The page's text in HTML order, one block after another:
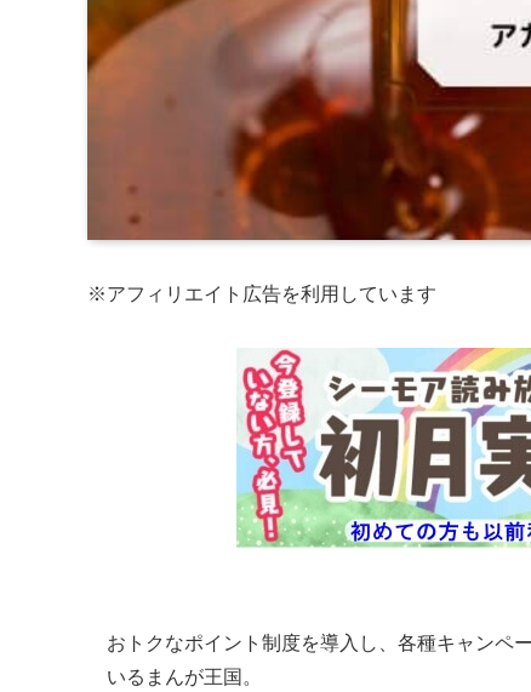
※アフィリエイト広告を利用しています
おトクなポイント制度を導入し、各種キャンペ
いるまんが王国。